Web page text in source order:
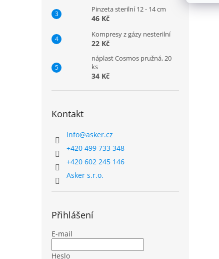
Pinzeta sterilní 12 - 14 cm
46 Kč
Kompresy z gázy nesterilní
22 Kč
náplast Cosmos pružná, 20
ks
34 Kč
Kontakt
info@asker.cz
+420 499 733 348
+420 602 245 146
Asker s.r.o.
Přihlášení
E-mail
Heslo